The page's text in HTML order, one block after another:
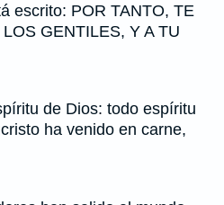
escrito: POR TANTO, TE
GENTILES, Y A TU
de Dios: todo espíritu
ha venido en carne,